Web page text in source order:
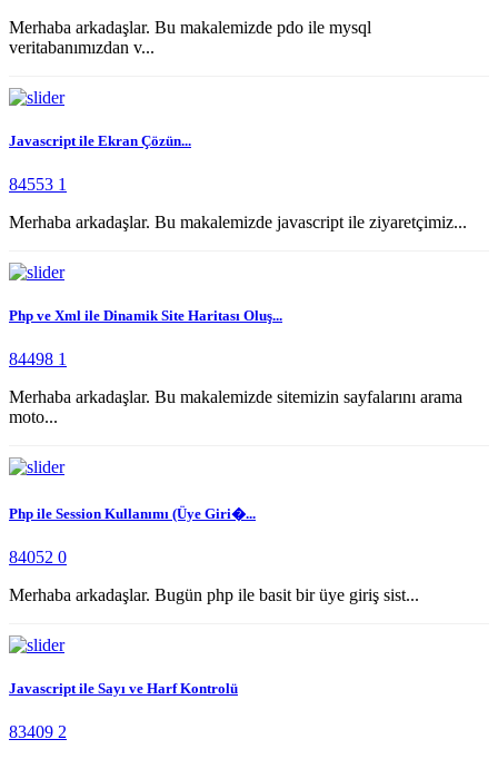
Merhaba arkadaşlar. Bu makalemizde pdo ile mysql
veritabanımızdan v...
Javascript ile Ekran Çözün...
84553 1
Merhaba arkadaşlar. Bu makalemizde javascript ile ziyaretçimiz...
Php ve Xml ile Dinamik Site Haritası Oluş...
84498 1
Merhaba arkadaşlar. Bu makalemizde sitemizin sayfalarını arama
moto...
Php ile Session Kullanımı (Üye Giri�...
84052 0
Merhaba arkadaşlar. Bugün php ile basit bir üye giriş sist...
Javascript ile Sayı ve Harf Kontrolü
83409 2